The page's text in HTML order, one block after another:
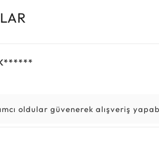
oldular güvenerek alışveriş